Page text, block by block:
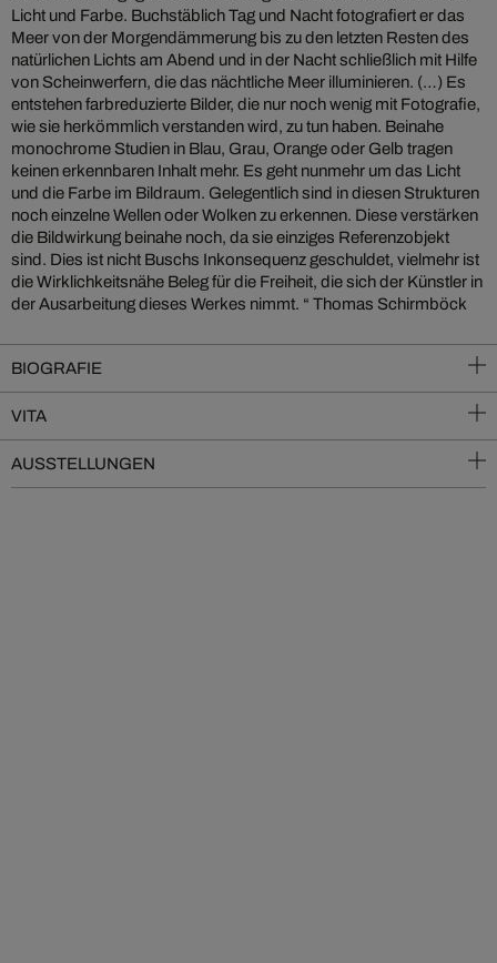
Licht und Farbe. Buchstäblich Tag und Nacht fotografiert er das
Meer von der Morgendämmerung bis zu den letzten Resten des
natürlichen Lichts am Abend und in der Nacht schließlich mit Hilfe
von Scheinwerfern, die das nächtliche Meer illuminieren. (…) Es
entstehen farbreduzierte Bilder, die nur noch wenig mit Fotografie,
wie sie herkömmlich verstanden wird, zu tun haben. Beinahe
monochrome Studien in Blau, Grau, Orange oder Gelb tragen
keinen erkennbaren Inhalt mehr. Es geht nunmehr um das Licht
und die Farbe im Bildraum. Gelegentlich sind in diesen Strukturen
noch einzelne Wellen oder Wolken zu erkennen. Diese verstärken
die Bildwirkung beinahe noch, da sie einziges Referenzobjekt
sind. Dies ist nicht Buschs Inkonsequenz geschuldet, vielmehr ist
die Wirklichkeitsnähe Beleg für die Freiheit, die sich der Künstler in
der Ausarbeitung dieses Werkes nimmt. “ Thomas Schirmböck
BIOGRAFIE
VITA
AUSSTELLUNGEN